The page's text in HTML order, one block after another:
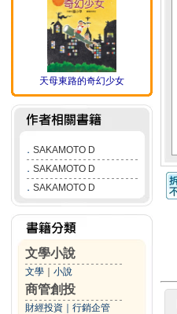
天母東路的奇幻少女
． SAKAMOTO D
． SAKAMOTO D
． SAKAMOTO D
文學小說
文學 小說
商管創投
財經投資 行銷企管